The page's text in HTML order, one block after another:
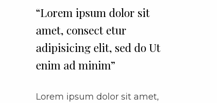
“Lorem ipsum dolor sit
amet, consect etur
adipisicing elit, sed do Ut
enim ad minim”
Lorem ipsum dolor sit amet,